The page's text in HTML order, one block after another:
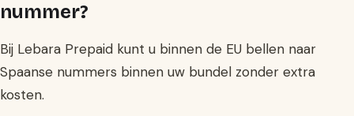
nummer?
Bij Lebara Prepaid kunt u binnen de EU bellen naar
Spaanse nummers binnen uw bundel zonder extra
kosten.